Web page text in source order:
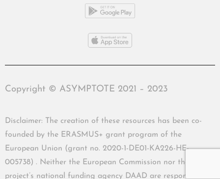
Copyright © ASYMPTOTE 2021 – 2023
Disclaimer: The creation of these resources has been co-
founded by the ERASMUS+ grant program of the
European Union (grant no. 2020-1-DE01-KA226-HE-
005738) . Neither the European Commission nor the
project’s national funding agency DAAD are responsible